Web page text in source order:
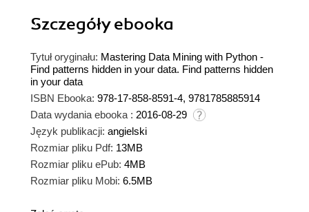
Szczegółyebooka
Tytuł oryginału: Mastering Data Mining with Python -
Find patterns hidden in your data. Find patterns hidden
in your data
ISBN Ebooka: 978-17-858-8591-4, 9781785885914
Data wydania ebooka : 2016-08-29
Język publikacji: angielski
Rozmiar pliku Pdf: 13MB
Rozmiar pliku ePub: 4MB
Rozmiar pliku Mobi: 6.5MB